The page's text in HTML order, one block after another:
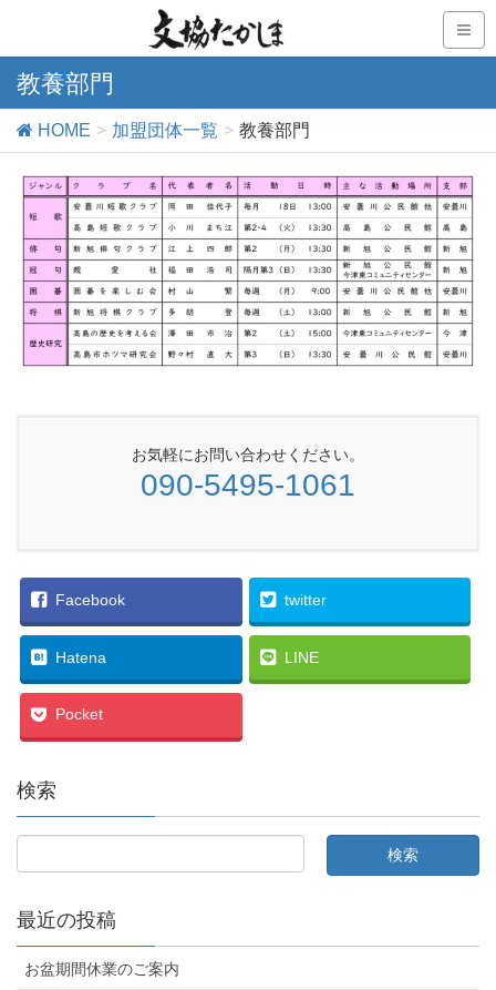
教養部門
HOME 加盟団体一覧 教養部門
お気軽にお問い合わせください。
090-5495-1061
Facebook twitter
Hatena LINE
Pocket
検索
最近の投稿
お盆期間休業のご案内